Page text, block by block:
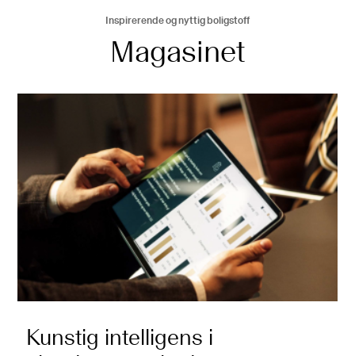
Magasinet
Inspirerende og nyttig boligstoff
Kunstig intelligens i